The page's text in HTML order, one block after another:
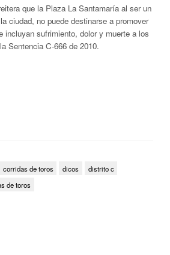
que la Plaza La Santamaría al ser un
ciudad, no puede destinarse a promover
incluyan sufrimiento, dolor y muerte a los
Sentencia C-666 de 2010.
corridas de toros dicos
distrito c
de toros